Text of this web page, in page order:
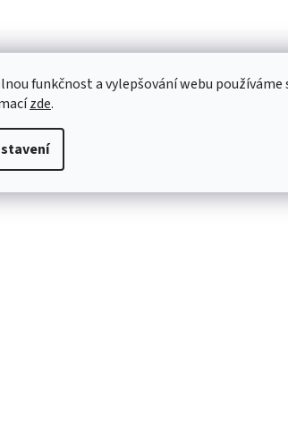
funkčnost a vylepšování webu používáme
zde.